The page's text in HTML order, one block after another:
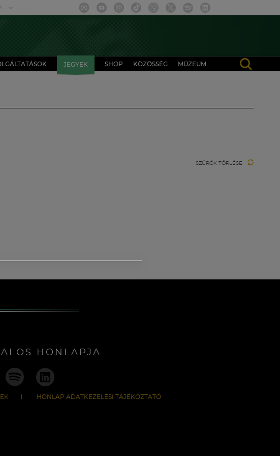
JEGYEK SHOP KÖZÖSSÉG MÚZEUM
SZŰRŐK TÖRLÉSE
HONLAPJA
HONLAP ADATKEZELÉSI TÁJÉKOZTATÓ